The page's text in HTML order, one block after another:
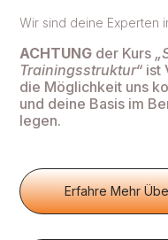
Wir sind deine Experten
ACHTUNG der Kurs
Trainingsstruktur“ ist
die Möglichkeit uns
und deine Basis im
legen.
Erfahre Mehr